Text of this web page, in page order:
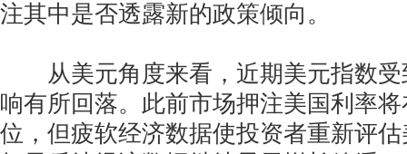
注其中是否透露新的政策倾向。
从美元角度来看，近期美元指数受
响有所回落。此前市场押注美国利率
位，但疲软经济数据使投资者重新评